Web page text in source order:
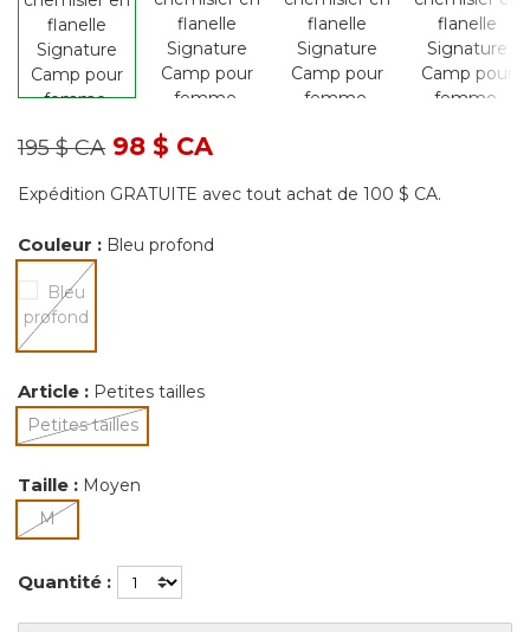
Prix réduit de
195 $ CAà98 $ CA
Expédition GRATUITE avec tout achat de 100 $ CA.
Couleur : Bleu profond
Article : Petites tailles
Petites tailles
sélectionné
Taille : Moyen
Msélectionné
Quantité :